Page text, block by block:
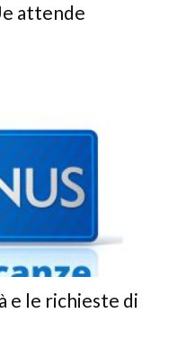
attende
e le richieste di